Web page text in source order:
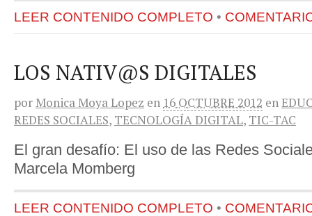
LEER CONTENIDO COMPLETO •
LOS NATIV@S DIGITALES
por Monica Moya Lopez en 16 OCTUBRE 2012 en
REDES SOCIALES, TECNOLOGÍA DIGITAL, TIC-TAC
El gran desafío: El uso de las Redes
Marcela Momberg
LEER CONTENIDO COMPLETO •